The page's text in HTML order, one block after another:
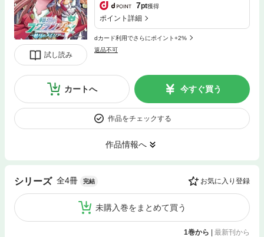
試し読み
7pt獲得
ポイント詳細
dカード利用でさらにポイント+2%
返品不可
カートへ 今すぐ買う
作品をチェックする
作品情報へ
シリーズ 全4冊 完結 お気に入り登録
未購入巻をまとめて買う
1巻から | 最新刊から